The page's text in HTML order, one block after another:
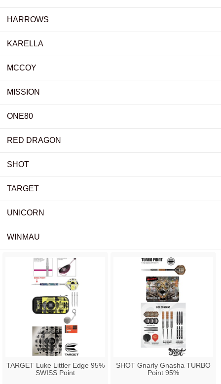
HARROWS
KARELLA
MCCOY
MISSION
ONE80
RED DRAGON
SHOT
TARGET
UNICORN
WINMAU
TARGET Luke Littler Edge 95%
SWISS Point
SHOT Gnarly Gnasha TURBO
Point 95%